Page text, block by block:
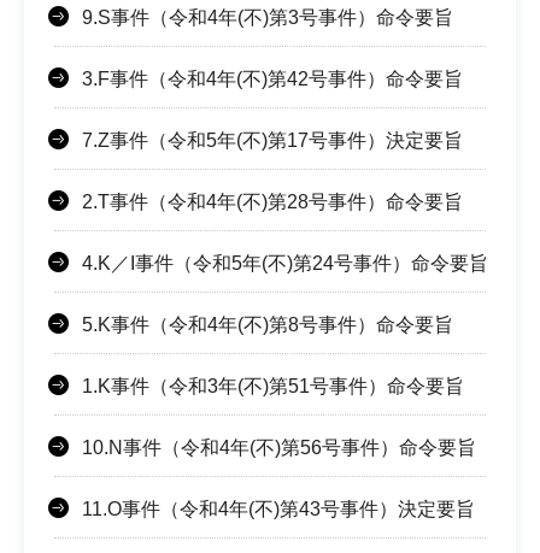
9.S事件（令和4年(不)第3号事件）命令要旨
3.F事件（令和4年(不)第42号事件）命令要旨
7.Z事件（令和5年(不)第17号事件）決定要旨
2.T事件（令和4年(不)第28号事件）命令要旨
4.K／I事件（令和5年(不)第24号事件）命令要旨
5.K事件（令和4年(不)第8号事件）命令要旨
1.K事件（令和3年(不)第51号事件）命令要旨
10.N事件（令和4年(不)第56号事件）命令要旨
11.O事件（令和4年(不)第43号事件）決定要旨